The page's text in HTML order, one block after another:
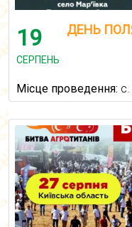
19
СЕРПЕНЬ
ДЕНЬ
Місце проведення: